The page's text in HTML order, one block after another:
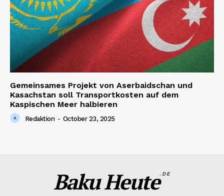
Gemeinsames Projekt von Aserbaidschan und
Kasachstan soll Transportkosten auf dem
Kaspischen Meer halbieren
Redaktion - October 23, 2025
Baku Heute.DE